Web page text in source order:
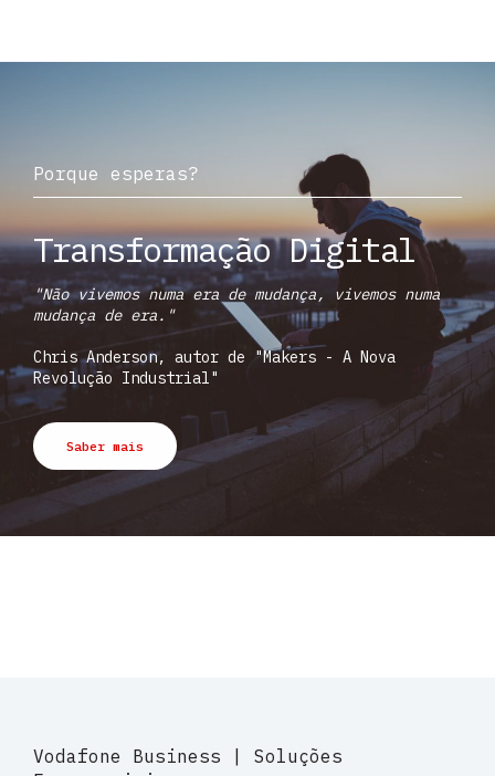
Porque esperas?
Transformação Digital
"Não vivemos numa era de mudança, vivemos numa
mudança de era."
Chris Anderson, autor de "Makers - A Nova
Revolução Industrial"
Saber mais
Vodafone Business | Soluções